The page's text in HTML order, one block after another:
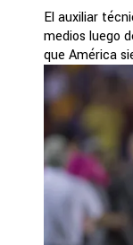
El auxiliar
medios luego
que América